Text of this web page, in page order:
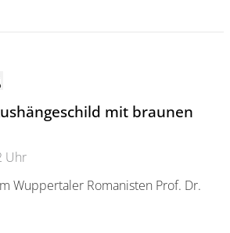
mit braunen
Uhr
Wuppertaler Romanisten Prof. Dr.
mit braunen Flecken